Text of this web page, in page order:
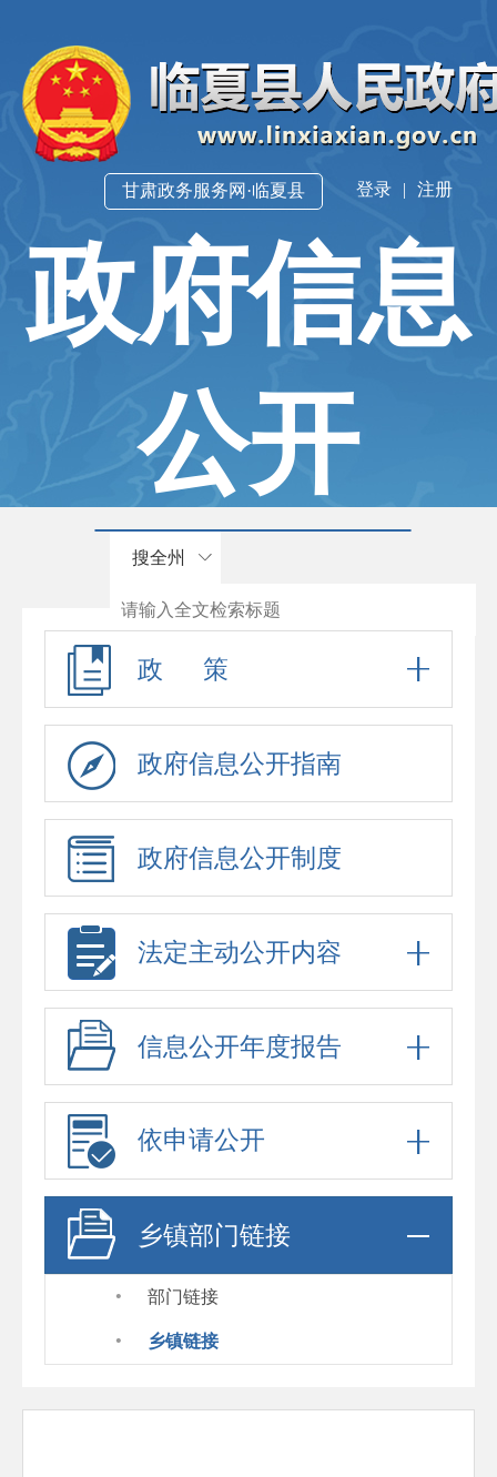
登录 | 注册
甘肃政务服务网·临夏县
政府信息
公开
搜全州
政 策
政府信息公开指南
政府信息公开制度
法定主动公开内容
信息公开年度报告
依申请公开
乡镇部门链接
· 部门链接
· 乡镇链接